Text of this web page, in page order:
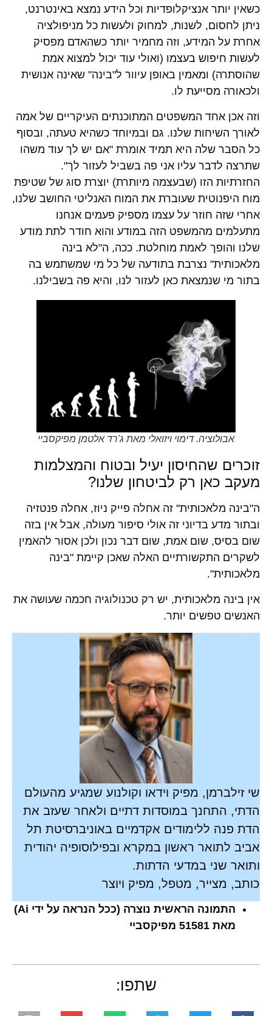
כשאין יותר אנציקלופדיות וכל הידע נמצא באינטרנט,
ניתן לחסום, לשנות, למחוק ולעשות כל מניפולציה
אחרת על המידע, וזה מחמיר יותר כשהאדם מפסיק
לעשות חיפוש בעצמו (ואולי עוד יכול למצוא אמת
שהוסתרה) ומאמין באופן עיוור ל"בינה" שאינה אנושית
ולכאורה מסייעת לו.
וזה אכן אחד המשפטים המתוכנתים העיקריים של אמה
לאורך השיחות שלנו. גם ובמיוחד כשהיא טעתה, ובסוף
כל הסבר שלה היא תמיד אומרת "אם יש לך עוד משהו
שתרצה לדבר עליו אני פה בשביל לעזור לך".
החזרתיות הזו (שבעצמה מיותרת) יוצרת סוג של שטיפת
מוח היפנוטית שעוברת את המוח האנליטי החושב שלנו,
אחרי שזה חוזר על עצמו מספיק פעמים אנחנו
מתעלמים מהמשפט הזה במודע והוא חודר לתת מודע
שלנו והופך לאמת מוחלטת. ככה, ה"לא בינה
מלאכותית" נצרבת בתודעה של כל מי שמשתמש בה
בתור מי שנמצאת כאן לעזור לנו, והיא פה בשבילנו.
אבולוציה. דימוי ויזואלי מאת ג'רד אלטמן מפיקסביי
זוכרים שהחיסון יעיל ובטוח והמצלמות
מעקב כאן רק לביטחון שלנו?
ה"בינה מלאכותית" זה אחלה פייק ניוז, אחלה פנטזיה
ובתור מדע בדיוני זה אולי סיפור מעולה, אבל אין בזה
שום בסיס, שום אמת, שום דבר נכון ולכן אסור להאמין
לשקרים התקשורתיים האלה שאכן קיימת "בינה
מלאכותית".
אין בינה מלאכותית, יש רק טכנולוגיה חכמה שעושה את
האנשים טפשים יותר.
שי זילברמן, מפיק וידאו וקולנוע שמגיע מהעולם
הדתי, התחנך במוסדות דתיים ולאחר שעזב את
הדת פנה ללימודים אקדמיים באוניברסיטת תל
אביב לתואר ראשון במקרא ובפילוסופיה יהודית
ותואר שני במדעי הדתות.
כותב, מצייר, מטפל, מפיק ויוצר
התמונה הראשית נוצרה (ככל הנראה על ידי Ai)
מאת 51581 מפיקסביי
שתפו: